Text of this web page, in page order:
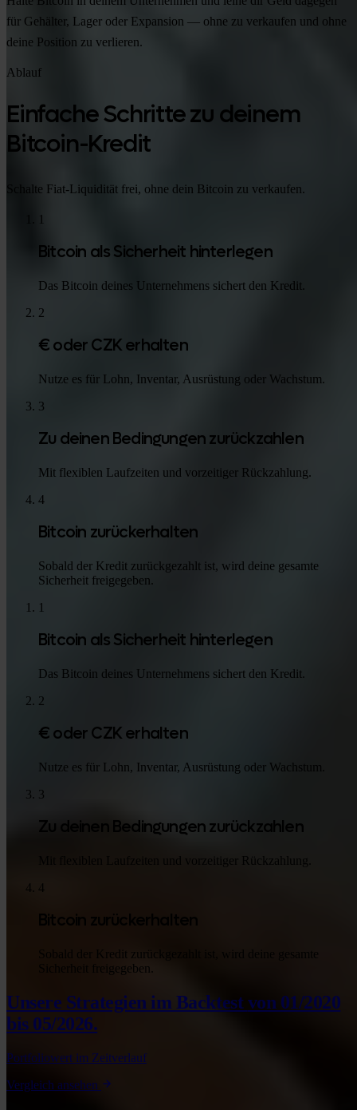
für Gehälter, Lager oder Expansion — ohne zu verkaufen und ohne
deine Position zu verlieren.
Ablauf
Einfache Schritte zu deinem
Bitcoin-Kredit
Schalte Fiat-Liquidität frei, ohne dein Bitcoin zu verkaufen.
1
Bitcoin als Sicherheit hinterlegen
Das Bitcoin deines Unternehmens sichert den Kredit.
2
€ oder CZK erhalten
Nutze es für Lohn, Inventar, Ausrüstung oder Wachstum.
3
Zu deinen Bedingungen zurückzahlen
Mit flexiblen Laufzeiten und vorzeitiger Rückzahlung.
4
Bitcoin zurückerhalten
Sobald der Kredit zurückgezahlt ist, wird deine gesamte
Sicherheit freigegeben.
1
Bitcoin als Sicherheit hinterlegen
Das Bitcoin deines Unternehmens sichert den Kredit.
2
€ oder CZK erhalten
Nutze es für Lohn, Inventar, Ausrüstung oder Wachstum.
3
Zu deinen Bedingungen zurückzahlen
Mit flexiblen Laufzeiten und vorzeitiger Rückzahlung.
4
Bitcoin zurückerhalten
Sobald der Kredit zurückgezahlt ist, wird deine gesamte
Sicherheit freigegeben.
Unsere Strategien im Backtestvon 01/2020
bis 05/2026.
Portfoliowert im Zeitverlauf
Vergleich ansehen